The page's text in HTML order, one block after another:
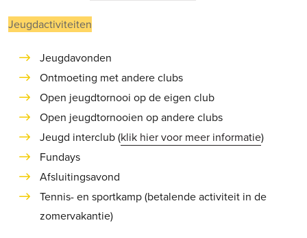
Jeugdactiviteiten
Jeugdavonden
Ontmoeting met andere clubs
Open jeugdtornooi op de eigen club
Open jeugdtornooien op andere clubs
Jeugd interclub (klik hier voor meer informatie)
Fundays
Afsluitingsavond
Tennis- en sportkamp (betalende activiteit in de
zomervakantie)